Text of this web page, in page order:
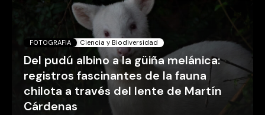
FOTOGRAFIA Ciencia y Biodiversidad
Del pudú albino a la güiña melánica:
registros fascinantes de la fauna
chilota a través del lente de Martín
Cárdenas